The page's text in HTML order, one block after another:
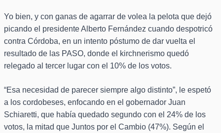
Yo bien, y con ganas de agarrar de volea la pelota que dejó
picando el presidente Alberto Fernández cuando despotricó
contra Córdoba, en un intento póstumo de dar vuelta el
resultado de las PASO, donde el kirchnerismo quedó
relegado al tercer lugar con el 10% de los votos.
“Esa necesidad de parecer siempre algo distinto”, le espetó
a los cordobeses, enfocando en el gobernador Juan
Schiaretti, que había quedado segundo con el 24% de los
votos, la mitad que Juntos por el Cambio (47%). Según el